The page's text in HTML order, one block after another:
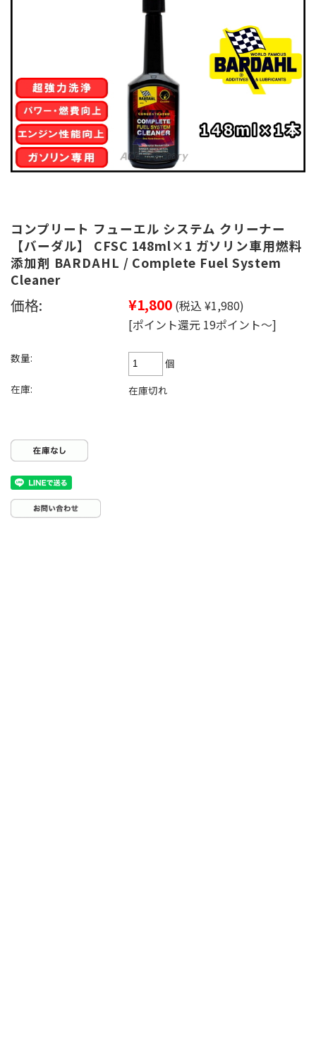
コンプリート フューエル システム クリーナー
【バーダル】 CFSC 148ml×1 ガソリン車用燃料
添加剤 BARDAHL / Complete Fuel System
Cleaner
価格: ¥1,800 (税込 ¥1,980)
[ポイント還元 19ポイント～]
数量:
個
在庫:
在庫切れ